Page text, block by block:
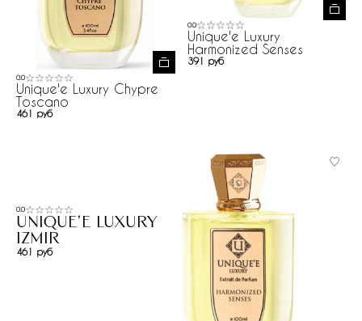
0.0
Unique'e Luxury Chypre
Toscano
461 руб
0.0
Unique'e Luxury
Harmonized Senses
391 руб
0.0
Unique'e Luxury
Izmir
461 руб